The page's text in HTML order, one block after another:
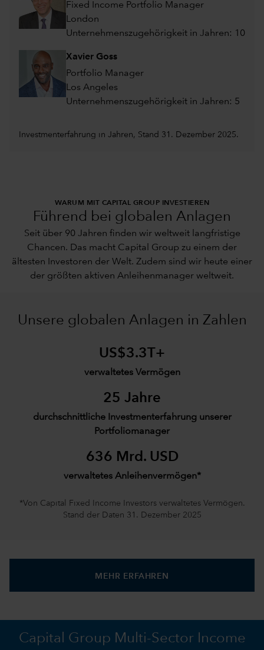
Fixed Income Portfolio Manager
London
Unternehmenszugehörigkeit in Jahren: 10
Xavier Goss
Portfolio Manager
Los Angeles
Unternehmenszugehörigkeit in Jahren: 5
Investmenterfahrung in Jahren, Stand 31. Dezember 2025.
WARUM MIT CAPITAL GROUP INVESTIEREN
Führend bei globalen Anlagen
Seit über 90 Jahren finden wir weltweit langfristige
Chancen. Das macht Capital Group zu einem der
ältesten Investoren der Welt. Zudem sind wir heute einer
der größten aktiven Anleihenmanager weltweit.
Unsere globalen Anlagen in Zahlen
US$3.3T+
verwaltetes Vermögen
25 Jahre
durchschnittliche Investmenterfahrung unserer
Portfoliomanager
636 Mrd. USD
verwaltetes Anleihenvermögen*
*Von Capital Fixed Income Investors verwaltetes Vermögen.
Stand der Daten 31. Dezember 2025
MEHR ERFAHREN
Capital Group Multi-Sector Income